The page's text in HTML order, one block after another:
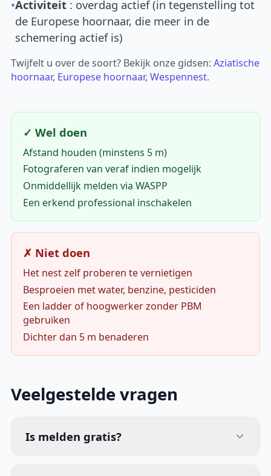
•Activiteit : overdag actief (in tegenstelling tot
de Europese hoornaar, die meer in de
schemering actief is)
Twijfelt u over de soort? Bekijk onze gidsen:Aziatische
hoornaar, Europese hoornaar,Wespennest.
✓ Wel doen
Afstand houden (minstens 5 m)
Fotograferen van veraf indien mogelijk
Onmiddellijk melden via WASPP
Een erkend professional inschakelen
✗ Niet doen
Het nest zelf proberen te vernietigen
Besproeien met water, benzine, pesticiden
Een ladder of hoogwerker zonder PBM
gebruiken
Dichter dan 5 m benaderen
Veelgestelde vragen
Is melden gratis?